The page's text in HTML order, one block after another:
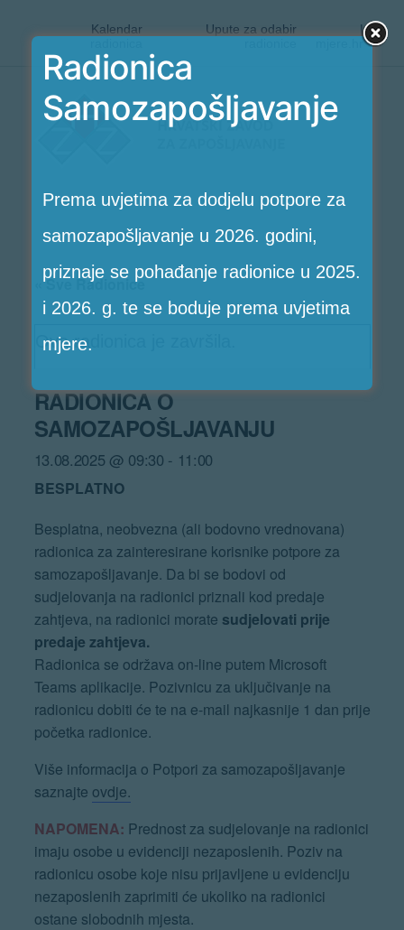
Kalendar
Upute za odabir
|
mjere.hr
Preskoči
Radionice
« Sve Radionice
Ova radionica je završila.
RADIONICA O
SAMOZAPOŠLJAVANJU
13.08.2025 @ 09:30 - 11:00
BESPLATNO
Besplatna, neobvezna (ali bodovno vrednovana)
radionica za zainteresirane korisnike potpore za
samozapošljavanje. Da bi se bodovi od
sudjelovanja na radionici priznali kod predaje
zahtjeva, na radionici morate sudjelovati prije
predaje zahtjeva.
Radionica se održava on-line putem Microsoft
Teams aplikacije. Pozivnicu za uključivanje na
radionicu dobiti će te na e-mail najkasnije 1 dan prije
početka radionice.
Više informacija o Potpori za samozapošljavanje
saznajte ovdje.
NAPOMENA: Prednost za sudjelovanje na radionici
imaju osobe u evidenciji nezaposlenih. Poziv na
radionicu osobe koje nisu prijavljene u evidenciju
nezaposlenih zaprimiti će ukoliko na radionici
ostane slobodnih mjesta.
Radionica
Samozapošljavanje
Prema uvjetima za dodjelu potpore za
samozapošljavanje u 2026. godini,
priznaje se pohađanje radionice u 2025.
i 2026. g. te se boduje prema uvjetima
mjere.